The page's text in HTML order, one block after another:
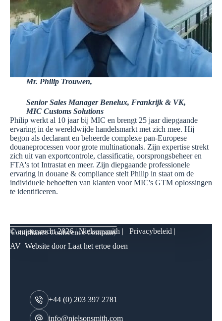
Mr. Philip Trouwen,
Senior Sales Manager Benelux, Frankrijk & VK,
MIC Customs Solutions
Philip werkt al 10 jaar bij MIC en brengt 25 jaar diepgaande
ervaring in de wereldwijde handelsmarkt met zich mee. Hij
begon als declarant en beheerde complexe pan-Europese
douaneprocessen voor grote multinationals. Zijn expertise strekt
zich uit van exportcontrole, classificatie, oorsprongsbeheer en
FTA's tot Intrastat en meer. Zijn diepgaande professionele
ervaring in douane & compliance stelt Philip in staat om de
individuele behoeften van klanten voor MIC's GTM oplossingen
te identificeren.
© auteursrecht2026 | Nielsonsmith | Privacybeleid |
AV Website doorLaat het ertoe doen
+44 (0) 203 397 2781
info@nielsonsmith.com